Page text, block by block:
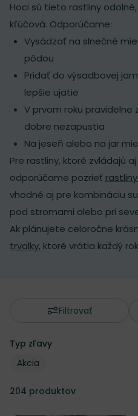
Hoci sú tieto rastliny
kľúčová. Odporúčame:
Vysádzať na slnečné
pôdou
Pridať do výsadbovej
lepšie ujatie
V prvom roku pravidelne
dobre nezapustia
Na jeseň alebo na jar
Pre rastliny, ktoré zvládajú
odporúčame pozrieť
vhodné aj pre kombináciu
pod stromami alebo pri
Ak plánujete celoročne
trvalky, ktoré vrátia každý
Filtrovať
Typ zľavy
Typ zľavy
Typ zľavy
Akcia
204 produktov